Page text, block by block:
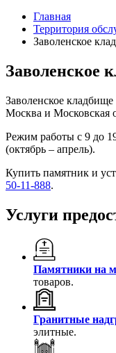
Главная
Территория
Заволенское
Заволенское
Заволенское
Москва и Московская
Режим работы с 9 до
(октябрь – апрель).
Купить памятник и
50-11-888.
Услуги
Памятники на
товаров.
Гранитные
элитные.